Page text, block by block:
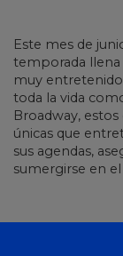
Este mes de
temporada llena
muy
toda la vida
Broadway,
únicas que
sus agendas,
sumergirse en